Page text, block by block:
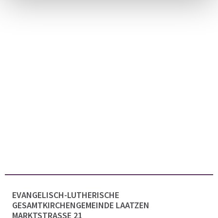
EVANGELISCH-LUTHERISCHE
GESAMTKIRCHENGEMEINDE LAATZEN
MARKTSTRASSE 21